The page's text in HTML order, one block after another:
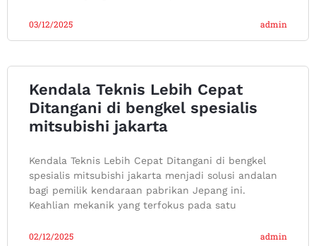
admin
03/12/2025
Kendala Teknis Lebih Cepat
Ditangani di bengkel spesialis
mitsubishi jakarta
Kendala Teknis Lebih Cepat Ditangani di bengkel
spesialis mitsubishi jakarta menjadi solusi andalan
bagi pemilik kendaraan pabrikan Jepang ini.
Keahlian mekanik yang terfokus pada satu
admin
02/12/2025